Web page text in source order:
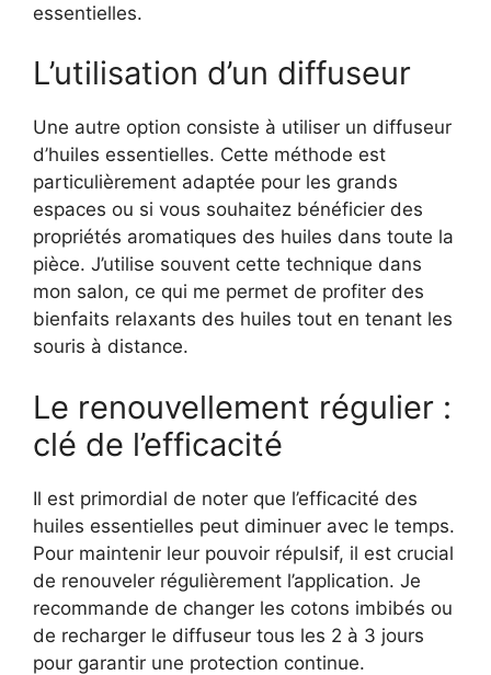
essentielles.
L’utilisation d’un diffuseur
Une autre option consiste à utiliser un diffuseur
d’huiles essentielles. Cette méthode est
particulièrement adaptée pour les grands
espaces ou si vous souhaitez bénéficier des
propriétés aromatiques des huiles dans toute la
pièce. J’utilise souvent cette technique dans
mon salon, ce qui me permet de profiter des
bienfaits relaxants des huiles tout en tenant les
souris à distance.
Le renouvellement régulier :
clé de l’efficacité
Il est primordial de noter que l’efficacité des
huiles essentielles peut diminuer avec le temps.
Pour maintenir leur pouvoir répulsif, il est crucial
de renouveler régulièrement l’application. Je
recommande de changer les cotons imbibés ou
de recharger le diffuseur tous les 2 à 3 jours
pour garantir une protection continue.